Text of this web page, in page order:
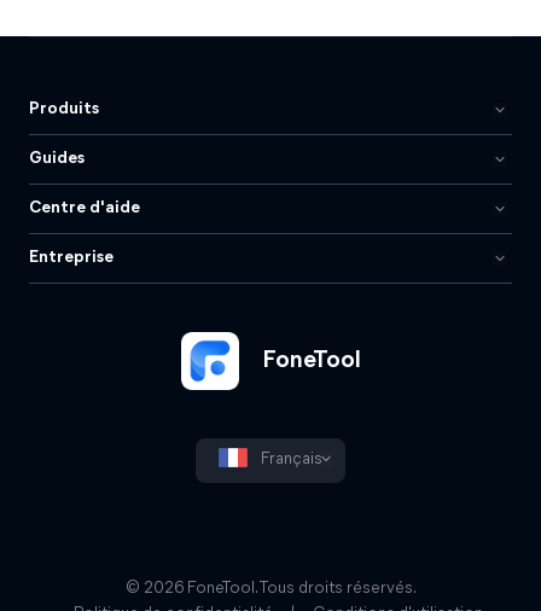
Télécharger
FoneTool
Français
Produits
Guides
Centre d'aide
Entreprise
© 2026 FoneTool. Tous droits réservés.